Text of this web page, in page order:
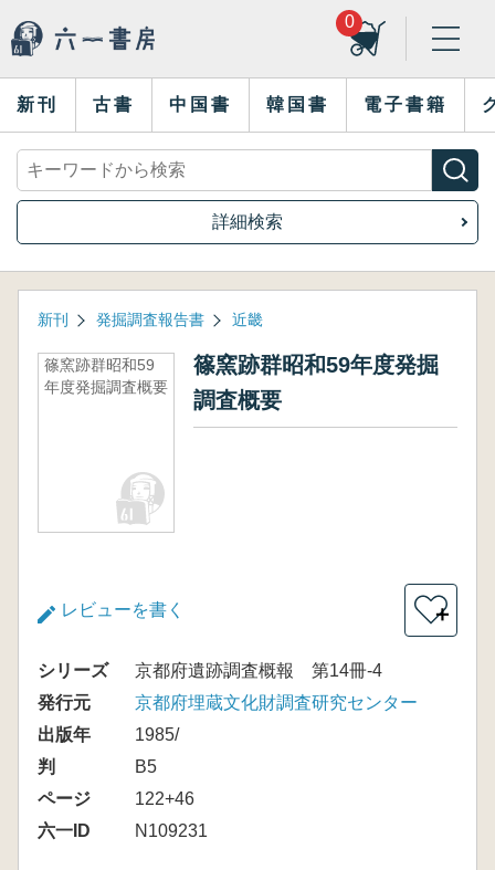
0
新刊 古書 中国書 韓国書 電子書籍
詳細検索
新刊 発掘調査報告書 近畿
篠窯跡群昭和59
年度発掘調査概要
篠窯跡群昭和59年度発掘
調査概要
レビューを書く ＋
シリーズ
京都府遺跡調査概報 第14冊-4
発行元
京都府埋蔵文化財調査研究センター
出版年
1985/
判
B5
ページ
122+46
六一ID
N109231